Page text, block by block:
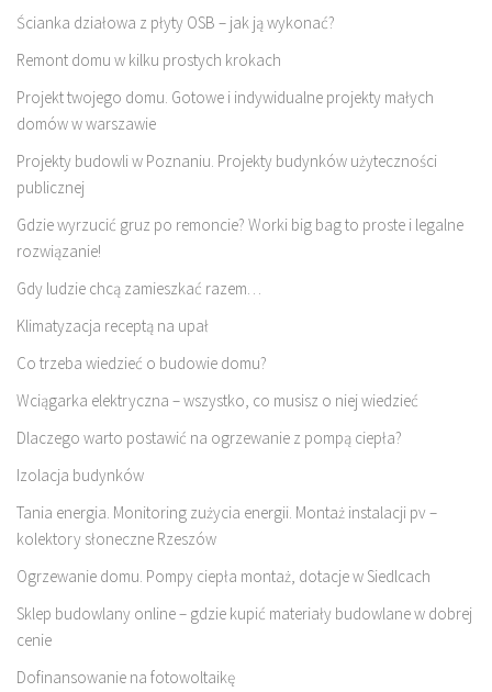
Ścianka działowa z płyty OSB – jak ją wykonać?
Remont domu w kilku prostych krokach
Projekt twojego domu. Gotowe i indywidualne projekty małych
domów w warszawie
Projekty budowli w Poznaniu. Projekty budynków użyteczności
publicznej
Gdzie wyrzucić gruz po remoncie? Worki big bag to proste i legalne
rozwiązanie!
Gdy ludzie chcą zamieszkać razem…
Klimatyzacja receptą na upał
Co trzeba wiedzieć o budowie domu?
Wciągarka elektryczna – wszystko, co musisz o niej wiedzieć
Dlaczego warto postawić na ogrzewanie z pompą ciepła?
Izolacja budynków
Tania energia. Monitoring zużycia energii. Montaż instalacji pv –
kolektory słoneczne Rzeszów
Ogrzewanie domu. Pompy ciepła montaż, dotacje w Siedlcach
Sklep budowlany online – gdzie kupić materiały budowlane w dobrej
cenie
Dofinansowanie na fotowoltaikę